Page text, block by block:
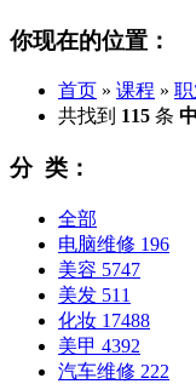
你现在的位置：
首页 » 课程 »
共找到 115 条
分 类：
全部
电脑维修 196
美容 5747
美发 511
化妆 17488
美甲 4392
汽车维修 222